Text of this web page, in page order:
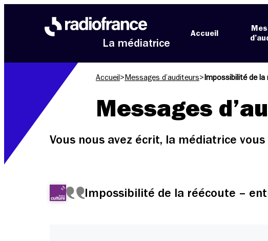
La médiatrice
Accueil
Accueil > Messages d’auditeurs> Impossibilité de
Messages
Vous nous avez écrit, la médiatrice
Impossibilité de la réécoute –